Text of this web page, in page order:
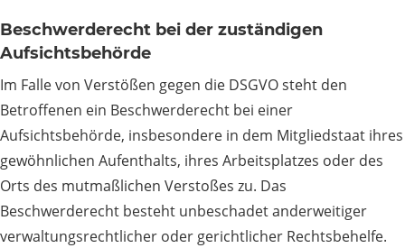
Beschwerde­recht bei der zuständigen
Aufsichts­behörde
Im Falle von Verstößen gegen die DSGVO steht den
Betroffenen ein Beschwerderecht bei einer
Aufsichtsbehörde, insbesondere in dem Mitgliedstaat ihres
gewöhnlichen Aufenthalts, ihres Arbeitsplatzes oder des
Orts des mutmaßlichen Verstoßes zu. Das
Beschwerderecht besteht unbeschadet anderweitiger
verwaltungsrechtlicher oder gerichtlicher Rechtsbehelfe.